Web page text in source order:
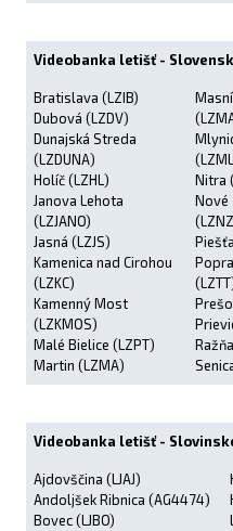
Videobanka letišť -
Bratislava (LZIB)
Dubová (LZDV)
Dunajská Streda
(LZDUNA)
Holíč (LZHL)
Janova Lehota
(LZJANO)
Jasná (LZJS)
Kamenica nad Cirohou
(LZKC)
Kamenný Most
(LZKMOS)
Malé Bielice (LZPT)
Martin (LZMA)
Nitra
Nové
Videobanka letišť -
Ajdovščina (LJAJ)
Andoljšek Ribnica (AG4474)
Bovec (LJBO)